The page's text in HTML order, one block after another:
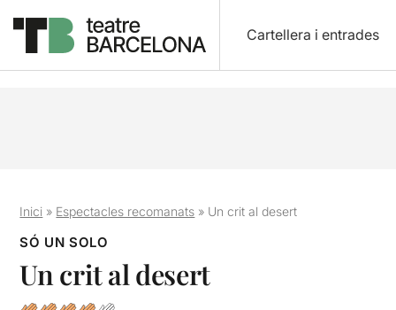
Cartellera i entrades
Inici » Espectacles recomanats » Un crit al desert
SÓ UN SOLO
Un crit al desert